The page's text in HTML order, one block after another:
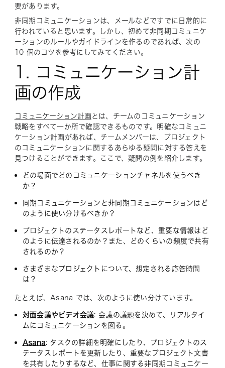
要があります。
非同期コミュニケーションは、メールなどですでに日常的に
行われていると思います。しかし、初めて非同期コミュニケ
ーションのルールやガイドラインを作るのであれば、次の
10 個のコツを参考にしてみてください。
1. コミュニケーション計
画の作成
コミュニケーション計画 とは、チームのコミュニケーション
戦略をすべて一か所で確認できるものです。明確なコミュニ
ケーション計画があれば、チームメンバーは、プロジェクト
のコミュニケーションに関するあらゆる疑問に対する答えを
見つけることができます。ここで、疑問の例を紹介します。
どの場面でどのコミュニケーションチャネルを使うべき
か？
同期コミュニケーションと非同期コミュニケーションはど
のように使い分けるべきか？
プロジェクトのステータスレポートなど、重要な情報はど
のように伝達されるのか？また、どのくらいの頻度で共有
されるのか？
さまざまなプロジェクトについて、想定される応答時間
は？
たとえば、Asana では、次のように使い分けています。
対面会議やビデオ会議: 会議の議題を決めて、リアルタイ
ムにコミュニケーションを図る。
Asana: タスクの詳細を明確にしたり、プロジェクトのス
テータスレポートを更新したり、重要なプロジェクト文書
を共有したりするなど、仕事に関する非同期コミュニケー